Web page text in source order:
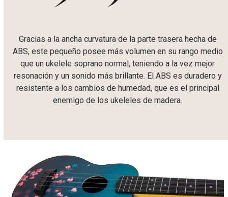
Gracias a la ancha curvatura de la parte trasera hecha de
ABS, este pequeño posee más volumen en su rango medio
que un ukelele soprano normal, teniendo a la vez mejor
resonación y un sonido más brillante. El ABS es duradero y
resistente a los cambios de humedad, que es el principal
enemigo de los ukeleles de madera.